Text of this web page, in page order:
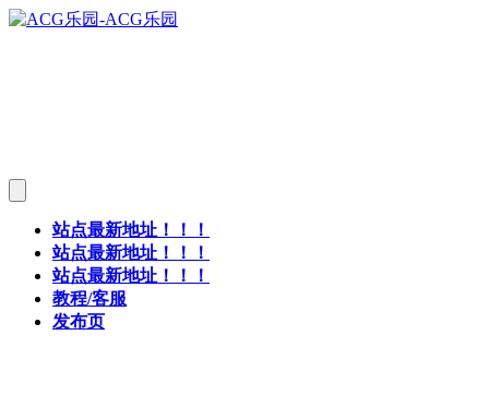
站点最新地址！！！
站点最新地址！！！
站点最新地址！！！
教程/客服
发布页